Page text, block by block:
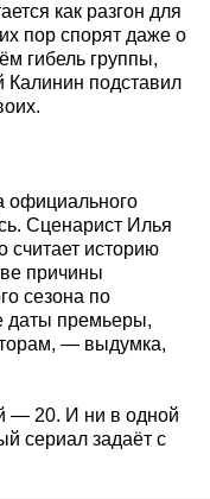
как разгон для
пор спорят даже о
гибель группы,
Калинин подставил
официального
Сценарист Илья
считает историю
причины
сезона по
даты премьеры,
— выдумка,
— 20. И ни в одной
сериал задаёт с